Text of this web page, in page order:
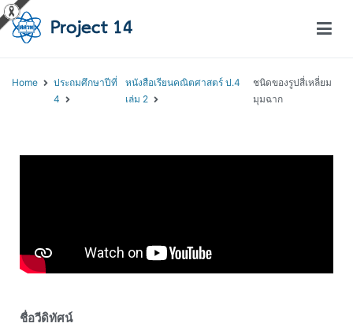
Home
ประถมศึกษาปีที่
4
หนังสือเรียนคณิตศาสตร์ ป.4
เล่ม 2
ชนิดของรูปสี่เหลี่ยม
มุมฉาก
ชื่อวีดิทัศน์